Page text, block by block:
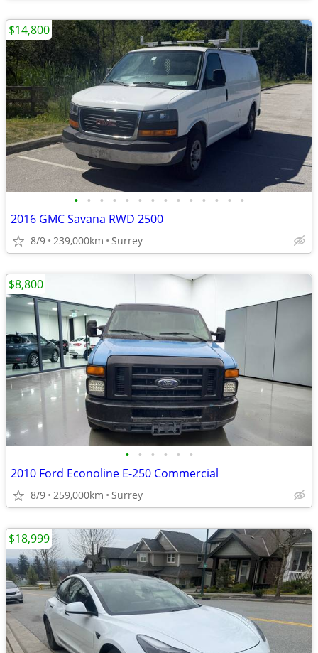
• • • • • • • • • • • • • •
2016 GMC Savana RWD 2500
8/9 239,000km Surrey
$14,800
• • • • • •
2010 Ford Econoline E-250 Commercial
8/9 259,000km Surrey
$8,800
$18,999